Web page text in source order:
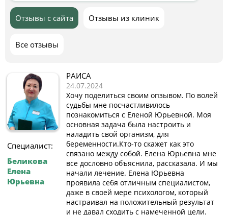
Отзывы с сайта Отзывы из клиник
Все отзывы
Специалист:
Беликова
Елена
Юрьевна
РАИСА
24.07.2024
Хочу поделиться своим опзывом. По волей
судьбы мне посчастливилось
познакомиться с Еленой Юрьевной. Моя
основная задача была настроить и
наладить свой организм, для
беременности.Кто-то скажет как это
связано между собой. Елена Юрьевна мне
все дословно объяснила, рассказала. И мы
начали лечение. Елена Юрьевна
проявила себя отличным специалистом,
даже в своей мере психологом, который
настраивал на положительный результат
и не давал сходить с намеченной цели.